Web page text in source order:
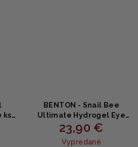
ks -
BENTON - Snail Bee
Ultimate Hydrogel Eye
Patch - Očné náplasti s
mucínom slimáka a
23,90 €
Vypredané